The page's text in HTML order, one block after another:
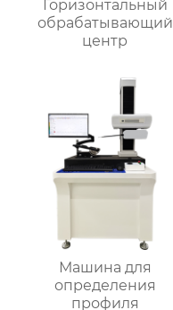
Горизонтальный
обрабатывающий
центр
Машина для
определения
профиля